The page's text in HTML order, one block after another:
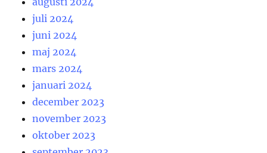
juli 2024
juni 2024
maj 2024
mars 2024
januari 2024
december 2023
november 2023
oktober 2023